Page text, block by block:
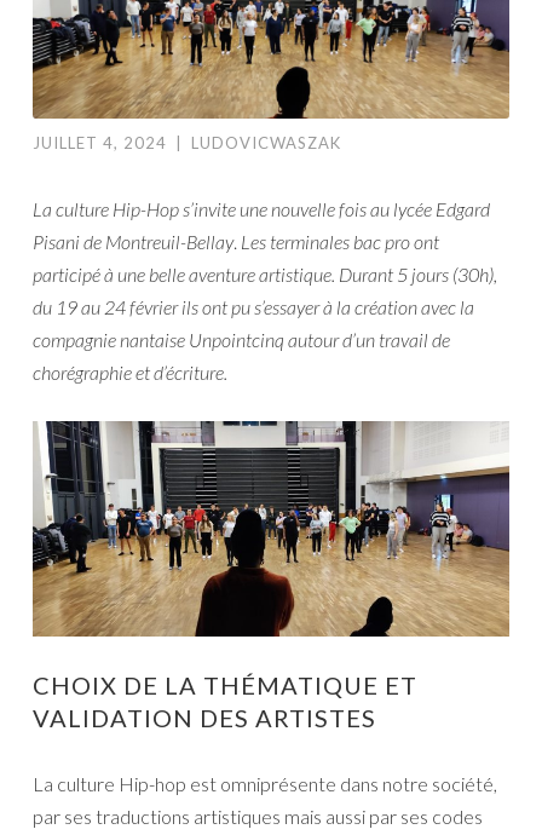
JUILLET 4, 2024 LUDOVICWASZAK
La culture Hip-Hop s’invite une nouvelle fois au lycée Edgard
Pisani de Montreuil-Bellay. Les terminales bac pro ont
participé à une belle aventure artistique. Durant 5 jours (30h),
du 19 au 24 février ils ont pu s’essayer à la création avec la
compagnie nantaise Unpointcinq autour d’un travail de
chorégraphie et d’écriture.
CHOIX DE LA THÉMATIQUE ET
VALIDATION DES ARTISTES
La culture Hip-hop est omniprésente dans notre société,
par ses traductions artistiques mais aussi par ses codes